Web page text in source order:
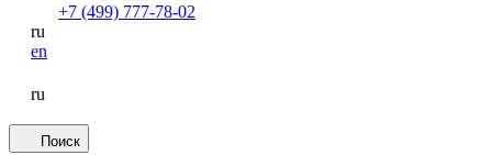
+7 (499) 777-78-02
ru
en
ru
Поиск